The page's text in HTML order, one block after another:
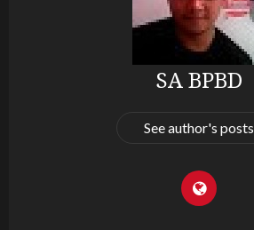
SA BPBD
See author's posts